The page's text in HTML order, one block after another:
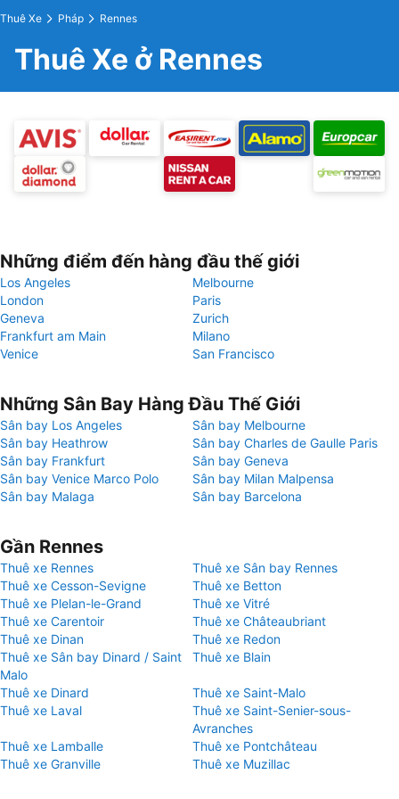
Thuê Xe Pháp Rennes
Thuê Xe ở Rennes
Những điểm đến hàng đầu thế giới
Los Angeles
Melbourne
London
Paris
Geneva
Zurich
Frankfurt am Main
Milano
Venice
San Francisco
Những Sân Bay Hàng Đầu Thế Giới
Sân bay Los Angeles
Sân bay Melbourne
Sân bay Heathrow
Sân bay Charles de Gaulle Paris
Sân bay Frankfurt
Sân bay Geneva
Sân bay Venice Marco Polo
Sân bay Milan Malpensa
Sân bay Malaga
Sân bay Barcelona
Gần Rennes
Thuê xe Rennes
Thuê xe Sân bay Rennes
Thuê xe Cesson-Sevigne
Thuê xe Betton
Thuê xe Plelan-le-Grand
Thuê xe Vitré
Thuê xe Carentoir
Thuê xe Châteaubriant
Thuê xe Dinan
Thuê xe Redon
Thuê xe Sân bay Dinard / Saint
Malo
Thuê xe Blain
Thuê xe Dinard
Thuê xe Saint-Malo
Thuê xe Laval
Thuê xe Saint-Senier-sous-
Avranches
Thuê xe Lamballe
Thuê xe Pontchâteau
Thuê xe Granville
Thuê xe Muzillac